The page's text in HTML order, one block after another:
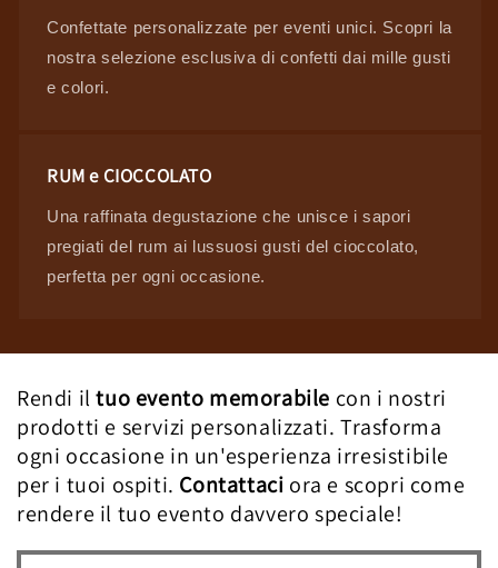
Confettate personalizzate per eventi unici. Scopri la
nostra selezione esclusiva di confetti dai mille gusti
e colori.
RUM e CIOCCOLATO
Una raffinata degustazione che unisce i sapori
pregiati del rum ai lussuosi gusti del cioccolato,
perfetta per ogni occasione.
Rendi iltuo evento memorabile con i nostri
prodotti e servizi personalizzati. Trasforma
ogni occasione in un'esperienza irresistibile
per i tuoi ospiti. Contattaci ora e scopri come
rendere il tuo evento davvero speciale!